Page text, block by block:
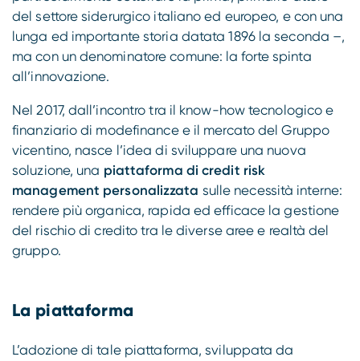
del settore siderurgico italiano ed europeo, e con una
lunga ed importante storia datata 1896 la seconda –,
ma con un denominatore comune: la forte spinta
all’innovazione.
Nel 2017, dall’incontro tra il know-how tecnologico e
finanziario di modefinance e il mercato del Gruppo
vicentino, nasce l’idea di sviluppare una nuova
soluzione, una piattaforma di credit risk
management personalizzata sulle necessità interne:
rendere più organica, rapida ed efficace la gestione
del rischio di credito tra le diverse aree e realtà del
gruppo.
La piattaforma
L’adozione di tale piattaforma, sviluppata da